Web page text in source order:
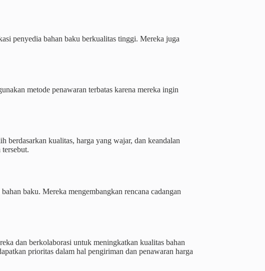
penyedia bahan baku berkualitas tinggi. Mereka juga
metode penawaran terbatas karena mereka ingin
berdasarkan kualitas, harga yang wajar, dan keandalan
baku. Mereka mengembangkan rencana cadangan
dan berkolaborasi untuk meningkatkan kualitas bahan
prioritas dalam hal pengiriman dan penawaran harga